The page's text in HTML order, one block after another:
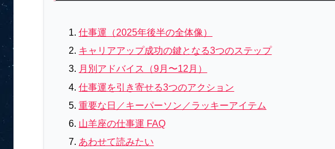
仕事運（2025年後半の全体像）
キャリアアップ成功の鍵となる3つのステップ
月別アドバイス（9月〜12月）
仕事運を引き寄せる3つのアクション
重要な日／キーパーソン／ラッキーアイテム
山羊座の仕事運 FAQ
あわせて読みたい